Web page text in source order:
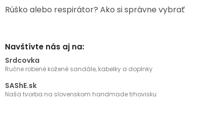
Rúško alebo respirátor? Ako si správne vybrať
Navštívte nás aj na:
Srdcovka
Ručne robené kožené sandále, kabelky a doplnky
SAShE.sk
Naša tvorba na slovenskom handmade trhovisku